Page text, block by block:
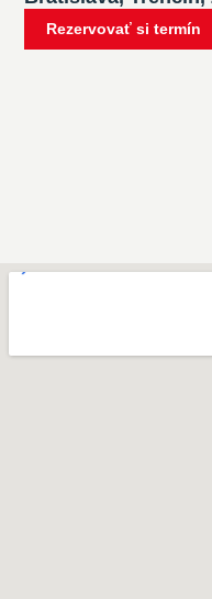
Rezervovať si termín